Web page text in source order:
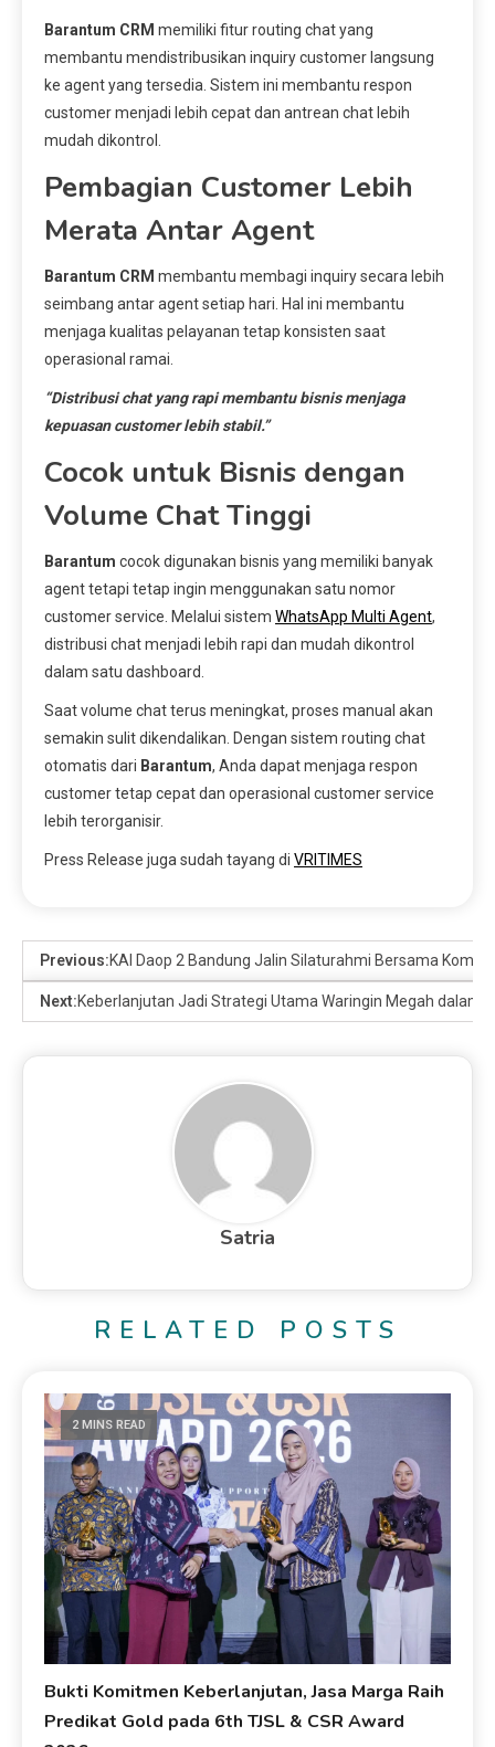
Barantum CRM memiliki fitur routing chat yang
membantu mendistribusikan inquiry customer langsung
ke agent yang tersedia. Sistem ini membantu respon
customer menjadi lebih cepat dan antrean chat lebih
mudah dikontrol.
Pembagian Customer Lebih
Merata Antar Agent
Barantum CRM membantu membagi inquiry secara lebih
seimbang antar agent setiap hari. Hal ini membantu
menjaga kualitas pelayanan tetap konsisten saat
operasional ramai.
“Distribusi chat yang rapi membantu bisnis menjaga
kepuasan customer lebih stabil.”
Cocok untuk Bisnis dengan
Volume Chat Tinggi
Barantum cocok digunakan bisnis yang memiliki banyak
agent tetapi tetap ingin menggunakan satu nomor
customer service. Melalui sistem WhatsApp Multi Agent,
distribusi chat menjadi lebih rapi dan mudah dikontrol
dalam satu dashboard.
Saat volume chat terus meningkat, proses manual akan
semakin sulit dikendalikan. Dengan sistem routing chat
otomatis dari Barantum, Anda dapat menjaga respon
customer tetap cepat dan operasional customer service
lebih terorganisir.
Press Release juga sudah tayang di VRITIMES
Previous:KAI Daop 2 Bandung Jalin Silaturahmi Bersama
Next:Keberlanjutan Jadi Strategi Utama Waringin Megah dalam
Satria
RELATED POSTS
2 MINS READ
Bukti Komitmen Keberlanjutan, Jasa Marga Raih
Predikat Gold pada 6th TJSL & CSR Award